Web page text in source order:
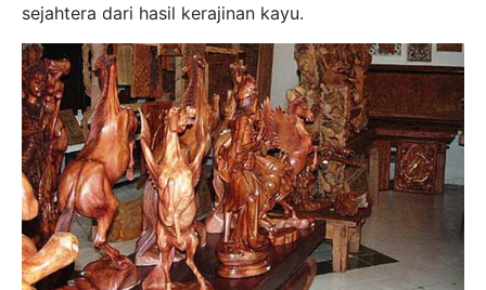
sejahtera dari hasil kerajinan kayu.